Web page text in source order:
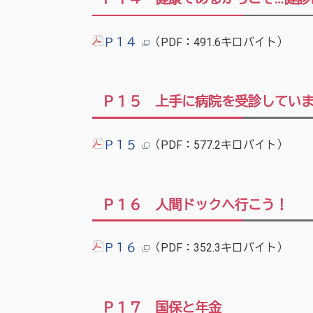
Ｐ１４ （PDF：491.6キロバイト）
Ｐ１５ 上手に病院を受診してい
Ｐ１５ （PDF：577.2キロバイト）
Ｐ１６ 人間ドックへ行こう！
Ｐ１６ （PDF：352.3キロバイト）
Ｐ１７ 国保と年金